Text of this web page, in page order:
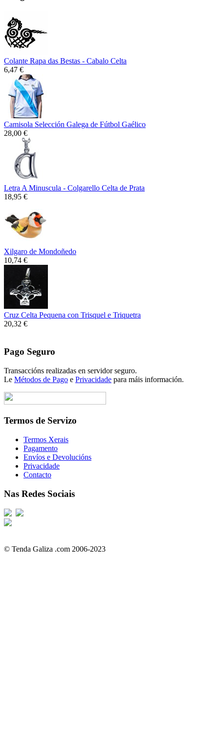
Colante Rapa das Bestas - Cabalo Celta
6,47 €
Camisola Selección Galega de Fútbol Gaélico
28,00 €
Letra A Minuscula - Colgarello Celta de Prata
18,95 €
Xilgaro de Mondoñedo
10,74 €
Cruz Celta Pequena con Trisquel e Triquetra
20,32 €
Pago Seguro
Transaccións realizadas en servidor seguro.
Le Métodos de Pago e Privacidade para máis información.
Termos de Servizo
Termos Xerais
Pagamento
Envíos e Devolucións
Privacidade
Contacto
Nas Redes Sociais
© Tenda Galiza .com 2006-2023